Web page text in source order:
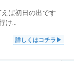
ば初日の出です
け...
詳しくはコチラ